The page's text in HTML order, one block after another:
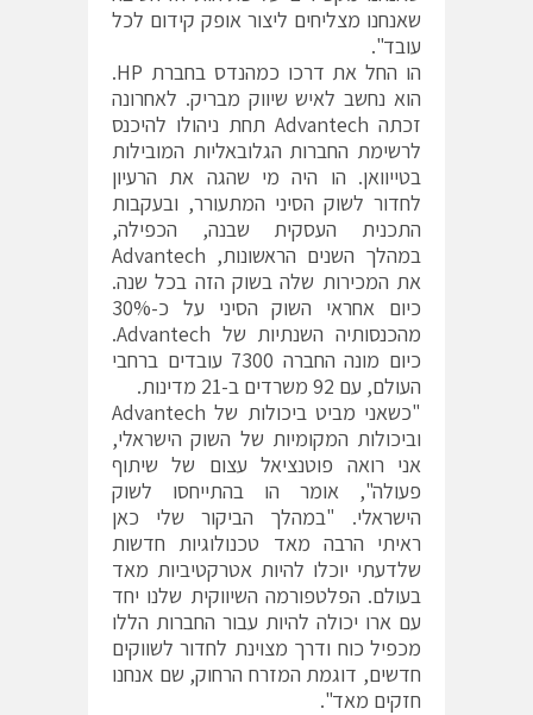
שאנחנו מצליחים ליצור אופק קידום לכל
עובד".
הו החל את דרכו כמהנדס בחברת HP.
הוא נחשב לאיש שיווק מבריק. לאחרונה
זכתה Advantech תחת ניהולו להיכנס
לרשימת החברות הגלובאליות המובילות
בטייוואן. הו היה מי שהגה את הרעיון
לחדור לשוק הסיני המתעורר, ובעקבות
התכנית העסקית שבנה, הכפילה,
במהלך השנים הראשונות, Advantech
את המכירות שלה בשוק הזה בכל שנה.
כיום אחראי השוק הסיני על כ-30%
מהכנסותיה השנתיות של Advantech.
כיום מונה החברה 7300 עובדים ברחבי
העולם, עם 92 משרדים ב-21 מדינות.
"כשאני מביט ביכולות של Advantech
וביכולות המקומיות של השוק הישראלי,
אני רואה פוטנציאל עצום של שיתוף
פעולה", אומר הו בהתייחסו לשוק
הישראלי. "במהלך הביקור שלי כאן
ראיתי הרבה מאד טכנולוגיות חדשות
שלדעתי יוכלו להיות אטרקטיביות מאד
בעולם. הפלטפורמה השיווקית שלנו יחד
עם ארו יכולה להיות עבור החברות הללו
מכפיל כוח ודרך מצוינת לחדור לשווקים
חדשים, דוגמת המזרח הרחוק, שם אנחנו
חזקים מאד".